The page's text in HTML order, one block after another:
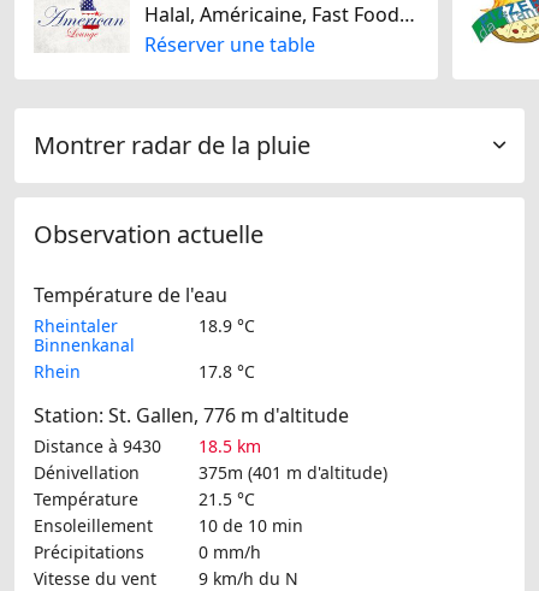
Halal, Américaine, Fast Food, Turque
Réserver une table
Montrer radar de la pluie
Observation actuelle
Température de l'eau
Rheintaler
Binnenkanal
18.9 °C
Rhein
17.8 °C
Station: St. Gallen, 776 m d'altitude
Distance à 9430
18.5 km
Dénivellation
375m (401 m d'altitude)
Température
21.5 °C
Ensoleillement
10 de 10 min
Précipitations
0 mm/h
Vitesse du vent
9 km/h du N